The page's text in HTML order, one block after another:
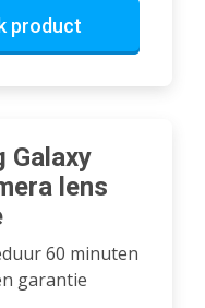
product
Galaxy
lens
60 minuten
garantie